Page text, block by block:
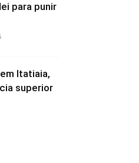
para punir
Itatiaia,
superior